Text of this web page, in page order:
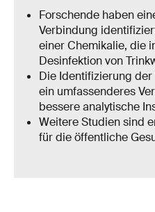
Forschende haben
Verbindung
einer Chemikalie, die
Desinfektion von
Die Identifizierung
ein umfassenderes
bessere analytische
Weitere Studien sind
für die öffentliche